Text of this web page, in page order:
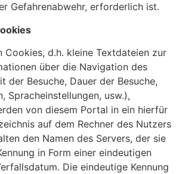
Gefahrenabwehr, erforderlich ist.
Cookies, d.h. kleine Textdateien zur
über die Navigation des
der Besuche, Dauer der Besuche,
Spracheinstellungen, usw.),
von diesem Portal in ein hierfür
auf dem Rechner des Nutzers
den Namen des Servers, der sie
in Form einer eindeutigen
Die eindeutige Kennung